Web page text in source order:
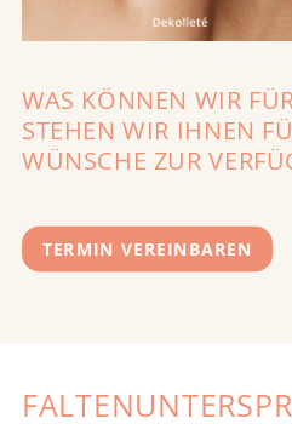
WAS KÖNNEN WIR
STEHEN WIR IHNEN
WÜNSCHE ZUR
TERMIN VEREINBAREN